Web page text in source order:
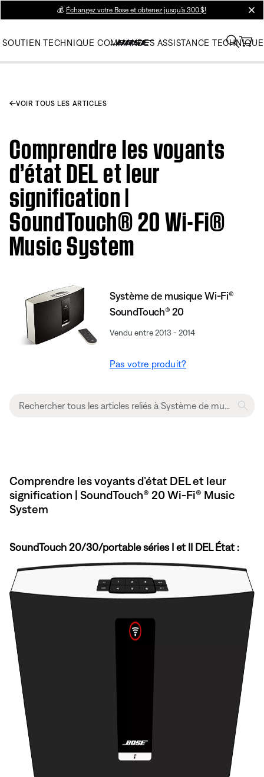
💰 Échangez votre Bose et obtenez jusqu’à 300 $!
SOUTIEN TECHNIQUE COMMANDES ASSISTANCE TECHNIQUE
VOIR TOUS LES ARTICLES
Comprendre les voyants
d’état DEL et leur
signification |
SoundTouch® 20 Wi-Fi®
Music System
Système de musique Wi-Fi®
SoundTouch® 20
Vendu entre 2013 - 2014
Pas votre produit?
Comprendre les voyants d’état DEL et leur
signification | SoundTouch® 20 Wi-Fi® Music
System
SoundTouch 20/30/portable séries I et II DEL État :